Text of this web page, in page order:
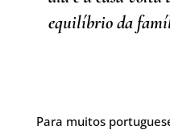
equilíbrio da
Para muitos